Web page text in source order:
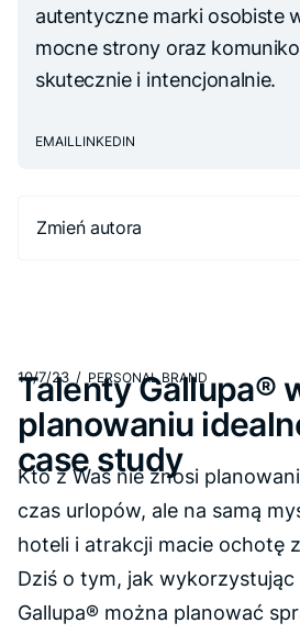
10/7/23 / PERSONAL BRAND
Talenty Gallupa®
planowaniu
case study
Kto z Was nie znosi
czas urlopów, ale na samą
hoteli i atrakcji macie ochotę
Dziś o tym, jak
Gallupa® można planować
autentyczne marki osobiste
mocne strony oraz
skutecznie i intencjonalnie.
EMAILLINKEDIN
Zmień autora